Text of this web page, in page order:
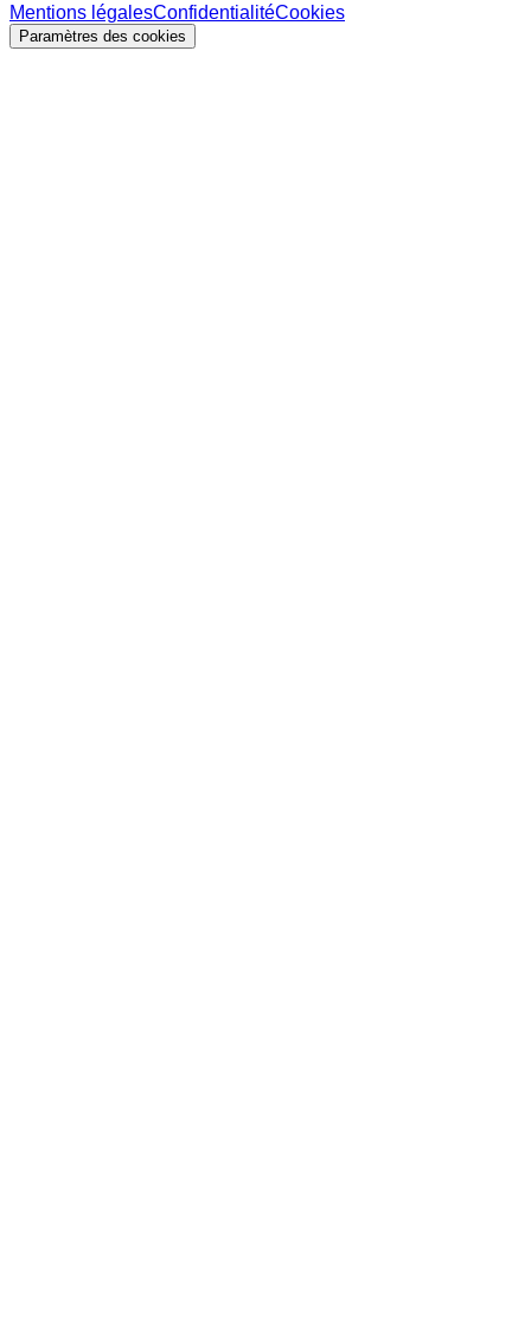
Mentions légalesConfidentialitéCookies
Paramètres des cookies